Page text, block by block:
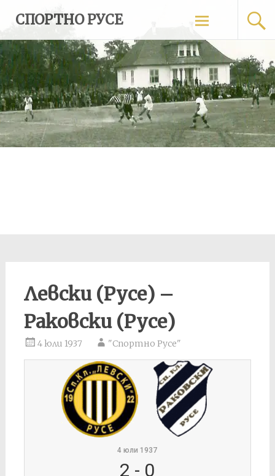
content
СПОРТНО РУСЕ
Левски (Русе) –
Раковски (Русе)
4 юли 1937 "Спортно Русе"
4 юли 1937
2 - 0